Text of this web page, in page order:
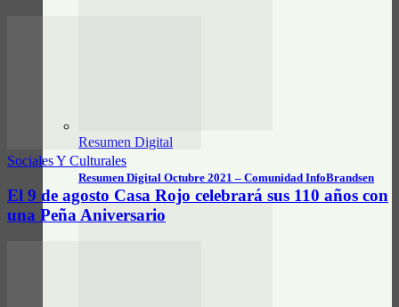
Resumen Digital
Resumen Digital Octubre 2021 – Comunidad InfoBrandsen
Sociales Y Culturales
El 9 de agosto Casa Rojo celebrará sus 110 años con
una Peña Aniversario